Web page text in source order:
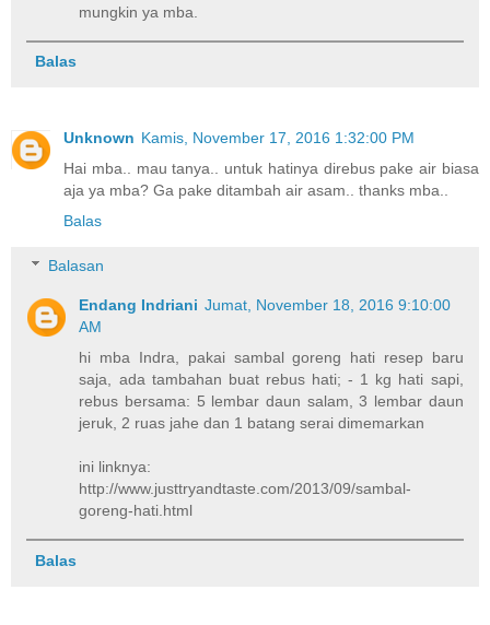
mungkin ya mba.
Balas
Unknown Kamis, November 17, 2016 1:32:00 PM
Hai mba.. mau tanya.. untuk hatinya direbus pake air biasa
aja ya mba? Ga pake ditambah air asam.. thanks mba..
Balas
Balasan
Endang Indriani Jumat, November 18, 2016 9:10:00
AM
hi mba Indra, pakai sambal goreng hati resep baru
saja, ada tambahan buat rebus hati; - 1 kg hati sapi,
rebus bersama: 5 lembar daun salam, 3 lembar daun
jeruk, 2 ruas jahe dan 1 batang serai dimemarkan
ini linknya:
http://www.justtryandtaste.com/2013/09/sambal-
goreng-hati.html
Balas